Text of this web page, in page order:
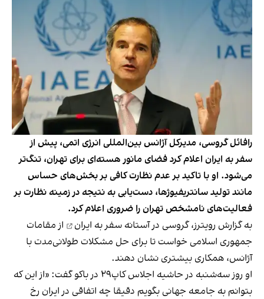
رافائل گروسی، مدیرکل آژانس بین‌المللی انرژی اتمی، پیش از
سفر به ایران اعلام کرد فضای مانور هسته‌ای برای تهران، تنگ‌تر
می‌‌شود. او با تاکید بر عدم نظارت کافی بر بخش‌های حساس
مانند تولید سانتریفیوژها، دست‌یابی به نتیجه در زمینه نظارت بر
فعالیت‌های نامشخص تهران را ضروری اعلام کرد.
به گزارش رویترز، گروسی در آستانه سفر به ایران
از مقامات
جمهوری اسلامی خواست تا برای حل مشکلات طولانی‌مدت با
آژانس، همکاری بیشتری نشان دهند.
او روز سه‌شنبه در حاشیه اجلاس کاپ۲۹ در باکو گفت: «از این که
بتوانم به جامعه جهانی بگویم دقیقا چه اتفاقی در ایران رخ